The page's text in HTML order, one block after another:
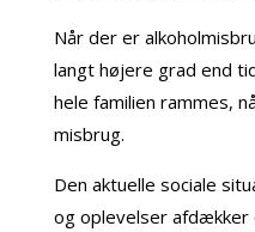
Når der er
langt højere grad end
hele familien rammes,
misbrug.
Den aktuelle sociale
og oplevelser